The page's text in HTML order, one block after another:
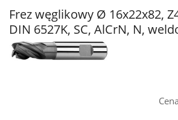
Frez węglikowy Ø 16x22x82,
DIN 6527K, SC, AlCrN, N,